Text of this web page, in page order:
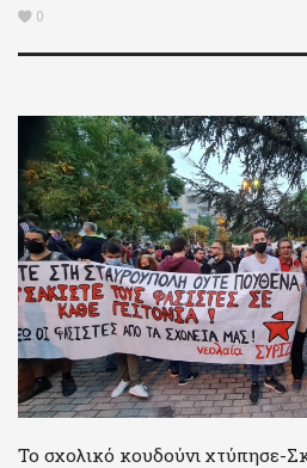
0
Το σχολικό κουδούνι χτύπησε-